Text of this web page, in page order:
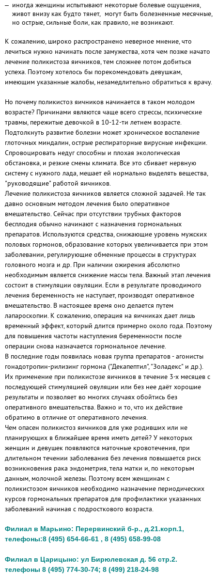
иногда женщины испытывают некоторые болевые ощущения,
живот внизу как будто тянет, могут быть болезненные месячные,
но острые, сильные боли, как правило, не возникают.
К сожалению, широко распространено неверное мнение, что
лечиться нужно начинать после замужества, хотя чем позже начато
лечение поликистоза яичников, тем сложнее потом добиться
успеха. Поэтому хотелось бы порекомендовать девушкам,
имеющим указанные жалобы, незамедлительно обратиться к врачу.
Но почему поликистоз яичников начинается в таком молодом
возрасте? Причинами являются чаще всего стрессы, психические
травмы, пережитые девочкой в 10-12-ти летнем возрасте.
Подтолкнуть развитие болезни может хроническое воспаление
глоточных миндалин, острые респираторные вирусные инфекции.
Спровоцировать недуг способны и плохая экологическая
обстановка, и резкие смены климата. Все это сбивает нервную
систему с нужного лада, мешает ей нормально выделять вещества,
"руководящие" работой яичников.
Лечение поликистоза яичников является сложной задачей. Не так
давно основным методом лечения было оперативное
вмешательство. Сейчас при отсутствии трубных факторов
бесплодия обычно начинают с назначения гормональных
препаратов. Используются средства, снижающие уровень мужских
половых гормонов, образование которых увеличивается при этом
заболевании, регулирующие обменные процессы в структурах
головного мозга и др. При наличии ожирения абсолютно
необходимым является снижение массы тела. Важный этап лечения
состоит в стимуляции овуляции. Если в результате проводимого
лечения беременность не наступает, производят оперативное
вмешательство. В настоящее время оно делается путем
лапароскопии. К сожалению, операция на яичниках дает лишь
временный эффект, который длится примерно около года. Поэтому
для повышения частоты наступления беременности после
операции снова назначается гормональное лечение.
В последние годы появилась новая группа препаратов - агонисты
гонадотропин-рилизинг гормона ("Декапептил", "Золадекс" и др.).
Их применение при поликистозе яичников в течение 3-х месяцев с
последующей стимуляцией овуляции или без нее даёт хорошие
результаты и позволяет во многих случаях обойтись без
оперативного вмешательства. Важно и то, что их действие
обратимо в отличие от оперативного лечения.
Чем опасен поликистоз яичников для уже родивших или не
планирующих в ближайшее время иметь детей? У некоторых
женщин и девушек появляются маточные кровотечения, при
длительном течении заболевания без лечения повышается риск
возникновения рака эндометрия, тела матки и, по некоторым
данным, молочной железы. Поэтому всем женщинам с
поликистозом яичников необходимо назначение периодических
курсов гормональных препаратов для профилактики указанных
заболеваний начиная с подросткового возраста.
Филиал в Марьино: Перервинский б-р., д.21.корп.1,
телефоны:8 (495) 654-66-61 , 8 (495) 658-99-08
Филиал в Царицыно: ул Бирюлевская д. 56 стр.2.
телефоны 8 (495) 774-30-74; 8 (499) 218-24-98